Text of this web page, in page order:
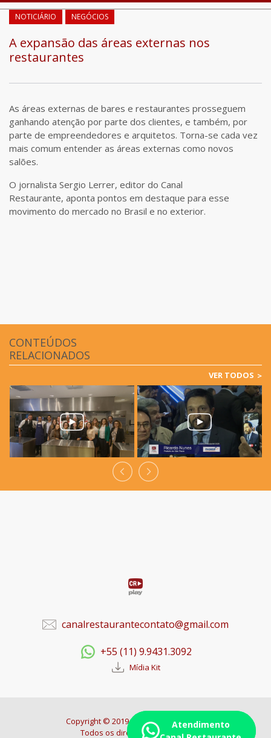
Atendimento
NOTICIÁRIO NEGÓCIOS
A expansão das áreas externas nos
restaurantes
As áreas externas de bares e restaurantes prosseguem
ganhando atenção por parte dos clientes, e também, por
parte de empreendedores e arquitetos. Torna-se cada vez
mais comum entender as áreas externas como novos
salões.
O jornalista Sergio Lerrer, editor do Canal
Restaurante, aponta pontos em destaque para esse
movimento do mercado no Brasil e no exterior.
CONTEÚDOS
RELACIONADOS
VER TODOS
canalrestaurantecontato@gmail.com
+55 (11) 9.9431.3092
Mídia Kit
Copyright © 2019. Canal Restaurante -
Todos os direitos reservados.